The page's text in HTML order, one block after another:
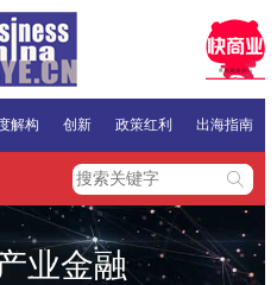
解构 创新 政策红利 出海指南
业金融